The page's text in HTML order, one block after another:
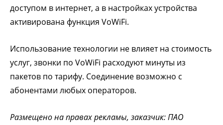
доступом в интернет, а в настройках устройства
активирована функция VoWiFi.
Использование технологии не влияет на стоимость
услуг, звонки по VoWiFi расходуют минуты из
пакетов по тарифу. Соединение возможно с
абонентами любых операторов.
Размещено на правах рекламы, заказчик: ПАО